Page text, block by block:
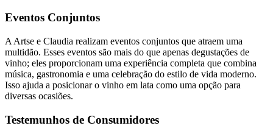
Eventos Conjuntos
A Artse e Claudia realizam eventos conjuntos que atraem uma
multidão. Esses eventos são mais do que apenas degustações de
vinho; eles proporcionam uma experiência completa que combina
música, gastronomia e uma celebração do estilo de vida moderno.
Isso ajuda a posicionar o vinho em lata como uma opção para
diversas ocasiões.
Testemunhos de Consumidores